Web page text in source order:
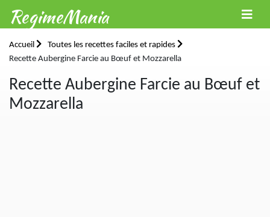
RegimeMania
Accueil
Toutes les recettes faciles et rapides
Recette Aubergine Farcie au Bœuf et Mozzarella
Recette Aubergine Farcie au Bœuf et
Mozzarella